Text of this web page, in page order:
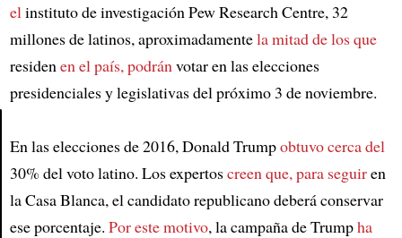
elinstituto de investigación Pew Research Centre, 32
millones de latinos, aproximadamentela mitad de los que
residenen el país, podránvotar en las elecciones
presidenciales y legislativas del próximo 3 de noviembre.
En las elecciones de 2016, Donald Trumpobtuvo cerca del
30% del voto latino. Los expertoscreen que, para seguiren
la Casa Blanca, el candidato republicano deberá conservar
ese porcentaje. Por este motivo, la campaña de Trumpha